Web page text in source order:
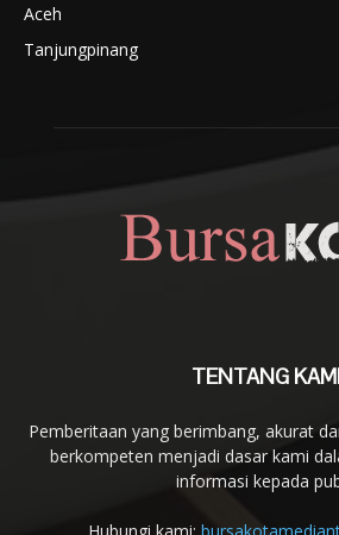
Aceh
Tanjungpinang
TENTANG
Pemberitaan yang berimbang, akurat
berkompeten menjadi dasar kami
informasi kepada